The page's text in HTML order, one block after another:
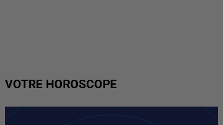
VOTRE HOROSCOPE